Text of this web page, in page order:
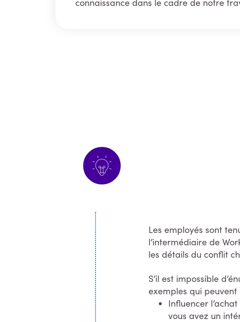
connaissance dans le cadre de notre
Les employés sont
l’intermédiaire de
les détails du conflit
S’il est impossible
exemples qui peuvent
Influencer
vous avez un